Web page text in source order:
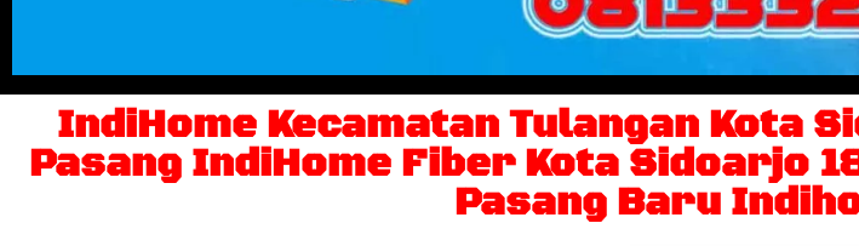
IndiHome Kecamatan Tulangan Kota
Pasang IndiHome Fiber Kota Sidoarjo
Pasang Baru